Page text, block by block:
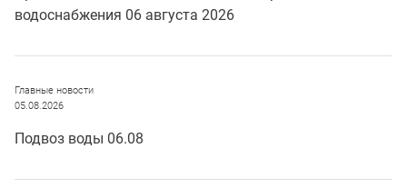
водоснабжения 06 августа 2026
Главные новости
05.08.2026
Подвоз воды 06.08